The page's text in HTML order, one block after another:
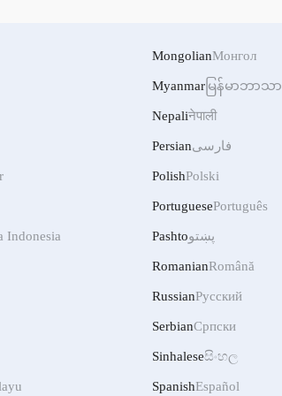
Indonesia
MongolianМонгол
Myanmar မြန်မာဘာသာ
Nepaliनेपाली
Persianفارسی
PolishPolski
PortuguesePortuguês
Pashtoپښتو
RomanianRomână
RussianРусский
SerbianСрпски
Sinhaleseසිංහල
SpanishEspañol